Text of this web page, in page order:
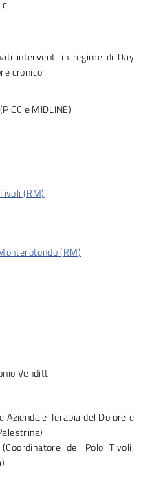
interventi in regime di Day
cronico:
e MIDLINE)
(RM)
(RM)
Venditti
Terapia del Dolore e
del Polo Tivoli,